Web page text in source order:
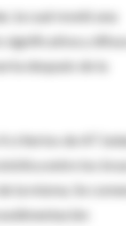
la cual reveló una
significativa y
después de la
criterios de AT
entre los
la misma. Se